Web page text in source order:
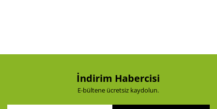
Ürün fiyatı diğer sitelerden daha pahalı.
İndirim Habercisi
E-bültene ücretsiz kaydolun.